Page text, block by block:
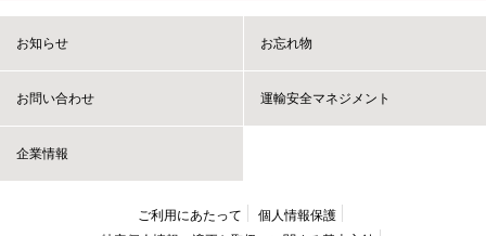
お知らせ お忘れ物
お問い合わせ 運輸安全マネジメント
企業情報
ご利用にあたって
個人情報保護